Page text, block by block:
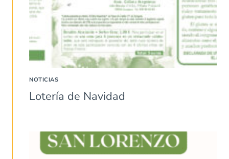
NOTICIAS
Lotería de Navidad